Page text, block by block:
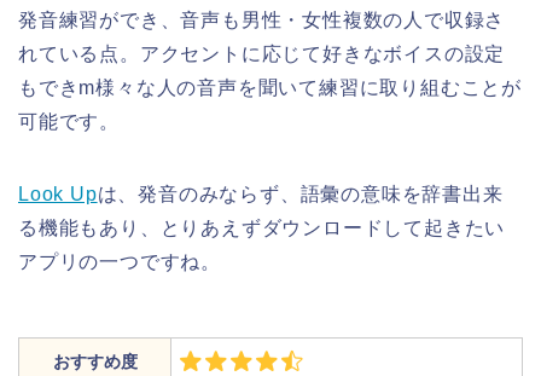
発音練習ができ、音声も男性・女性複数の人で収録さ
れている点。アクセントに応じて好きなボイスの設定
もできm様々な人の音声を聞いて練習に取り組むことが
可能です。
Look Upは、発音のみならず、語彙の意味を辞書出来
る機能もあり、とりあえずダウンロードして起きたい
アプリの一つですね。
おすすめ度